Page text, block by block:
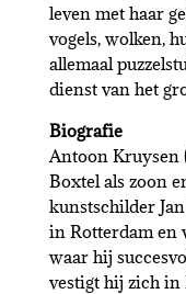
leven met haar
vogels, wolken,
allemaal
dienst van het
Biografie
Antoon Kruysen
Boxtel als zoon
kunstschilder
in Rotterdam en
waar hij
vestigt hij zich in